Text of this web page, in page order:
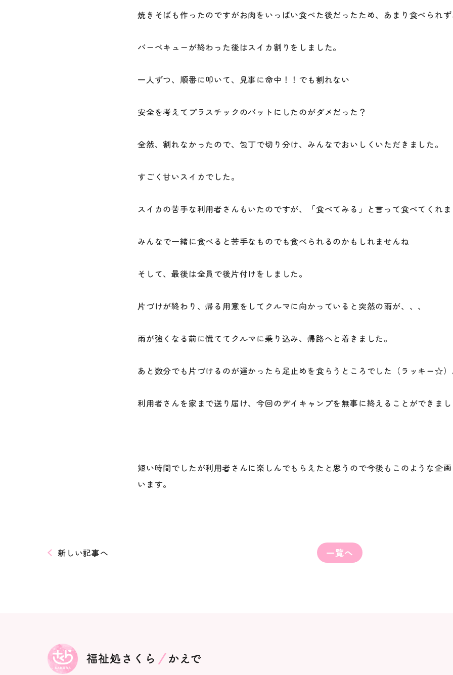
焼きそばも作ったのですがお肉をいっぱい食べた後だったため、あまり食べられ
バーベキューが終わった後はスイカ割りをしました。
一人ずつ、順番に叩いて、見事に命中！！でも割れない
安全を考えてプラスチックのバットにしたのがダメだった？
全然、割れなかったので、包丁で切り分け、みんなでおいしくいただきました。
すごく甘いスイカでした。
スイカの苦手な利用者さんもいたのですが、「食べてみる」と言って食べてくれま
みんなで一緒に食べると苦手なものでも食べられるのかもしれませんね
そして、最後は全員で後片付けをしました。
片づけが終わり、帰る用意をしてクルマに向かっていると突然の雨が、、、
雨が強くなる前に慌ててクルマに乗り込み、帰路へと着きました。
あと数分でも片づけるのが遅かったら足止めを食らうところでした（ラッキー☆）
利用者さんを家まで送り届け、今回のデイキャンプを無事に終えることができまし
短い時間でしたが利用者さんに楽しんでもらえたと思うので今後もこのような企
います。
新しい記事へ 一覧へ